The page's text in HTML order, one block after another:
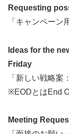
Requesting
「キャンペーン
Ideas for the
Friday
「新しい戦略案
※EODとはEnd
Meeting